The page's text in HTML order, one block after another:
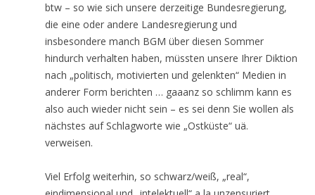
btw – so wie sich unsere derzeitige Bundesregierung,
die eine oder andere Landesregierung und
insbesondere manch BGM über diesen Sommer
hindurch verhalten haben, müssten unsere Ihrer Diktion
nach „politisch, motivierten und gelenkten“ Medien in
anderer Form berichten … gaaanz so schlimm kann es
also auch wieder nicht sein – es sei denn Sie wollen als
nächstes auf Schlagworte wie „Ostküste“ uä.
verweisen.
Viel Erfolg weiterhin, so schwarz/weiß, „real“,